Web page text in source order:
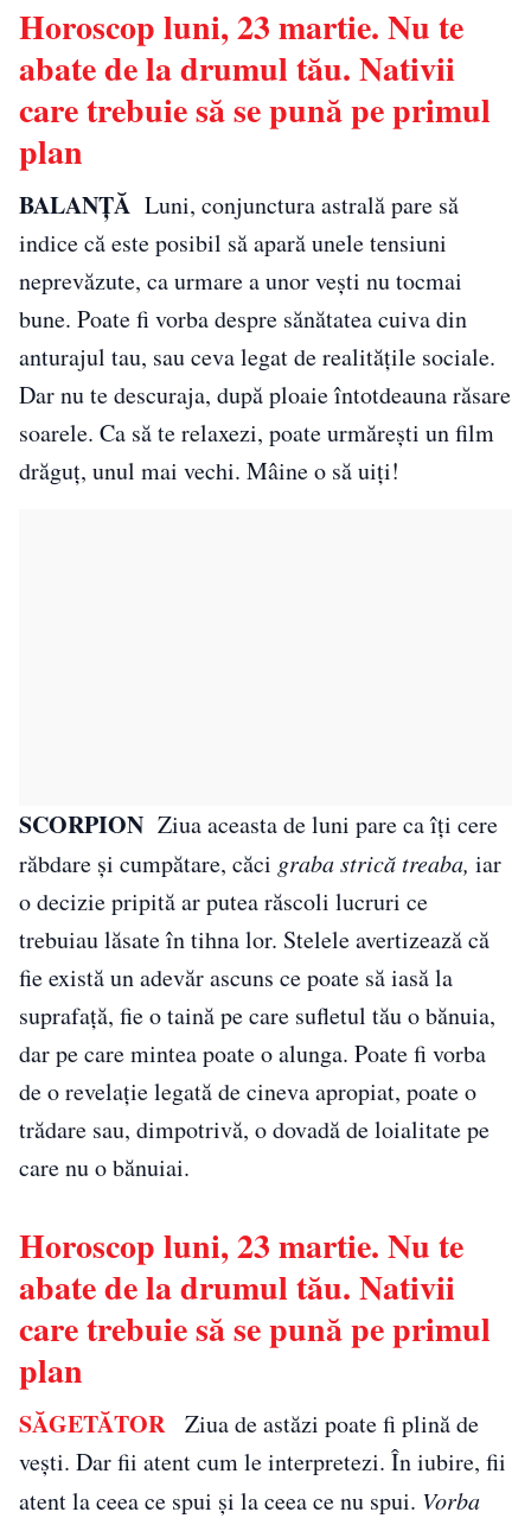
Horoscop luni, 23 martie. Nu te
abate de la drumul tău. Nativii
care trebuie să se pună pe primul
plan
BALANŢĂ Luni, conjunctura astrală pare să
indice că este posibil să apară unele tensiuni
neprevăzute, ca urmare a unor vești nu tocmai
bune. Poate fi vorba despre sănătatea cuiva din
anturajul tau, sau ceva legat de realitățile sociale.
Dar nu te descuraja, după ploaie întotdeauna răsare
soarele. Ca să te relaxezi, poate urmărești un film
drăguț, unul mai vechi. Mâine o să uiți!
SCORPION Ziua aceasta de luni pare ca îți cere
răbdare și cumpătare, căci graba strică treaba, iar
o decizie pripită ar putea răscoli lucruri ce
trebuiau lăsate în tihna lor. Stelele avertizează că
fie există un adevăr ascuns ce poate să iasă la
suprafață, fie o taină pe care sufletul tău o bănuia,
dar pe care mintea poate o alunga. Poate fi vorba
de o revelație legată de cineva apropiat, poate o
trădare sau, dimpotrivă, o dovadă de loialitate pe
care nu o bănuiai.
Horoscop luni, 23 martie. Nu te
abate de la drumul tău. Nativii
care trebuie să se pună pe primul
plan
SĂGETĂTOR
Ziua de astăzi poate fi plină de
veşti. Dar fii atent cum le interpretezi. În iubire, fii
atent la ceea ce spui și la ceea ce nu spui. Vorba